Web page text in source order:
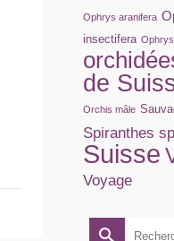
Ophrys aranifera
insectifera
de
Orchis mâle
Spiranthes
Suisse
Voyage
Rechercher